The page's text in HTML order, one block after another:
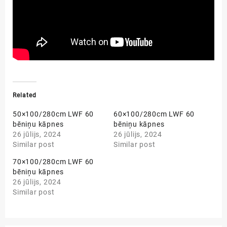
Related
50×100/280cm LWF 60
bēniņu kāpnes
26 jūlijs, 2024
Similar post
60×100/280cm LWF 60
bēniņu kāpnes
26 jūlijs, 2024
Similar post
70×100/280cm LWF 60
bēniņu kāpnes
26 jūlijs, 2024
Similar post